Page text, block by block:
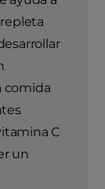
comida
C
un